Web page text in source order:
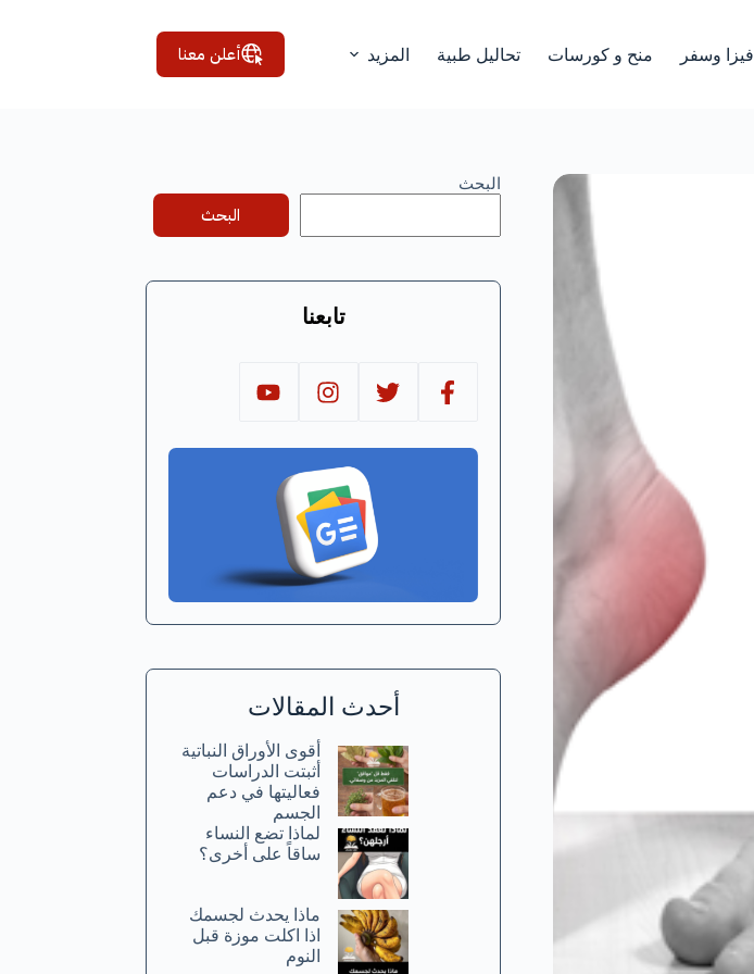
فيزا وسفر منح و كورسات تحاليل طبية المزيد أعلن معنا
البحث
البحث
تابعنا
أحدث المقالات
أقوى الأوراق النباتية
أثبتت الدراسات
فعاليتها في دعم
الجسم
لماذا تضع النساء
ساقاً على أخرى؟
ماذا يحدث لجسمك
اذا اكلت موزة قبل
النوم